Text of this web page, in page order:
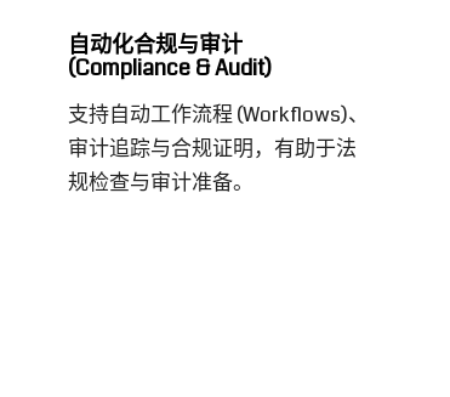
自动化合规与审计
(Compliance & Audit)
支持自动工作流程 (Workflows)、
审计追踪与合规证明，有助于法
规检查与审计准备。